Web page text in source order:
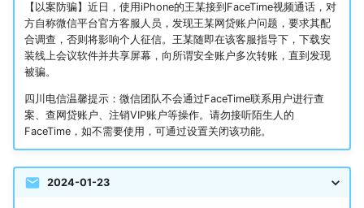
【以案防骗】近日，使用iPhone的王某接到FaceTime视频通话，对
方自称微信平台官方客服人员，发现王某网贷账户问题，要求其配
合调查，否则将影响个人征信。王某随即在该客服指导下，下载安
装线上会议软件并共享屏幕，向所谓安全账户多次转账，直到发现
被骗。
四川电信温馨提示：微信团队不会通过FaceTime联系用户进行查
案、查网贷账户、注销VIP账户等操作。请勿接听陌生人的
FaceTime，如不需要使用，可通过设置关闭该功能。
2024-01-23